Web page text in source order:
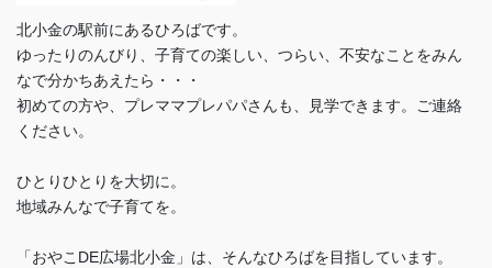
北小金の駅前にあるひろばです。
ゆったりのんびり、子育ての楽しい、つらい、不安なことをみん
なで分かちあえたら・・・
初めての方や、プレママプレパパさんも、見学できます。ご連絡
ください。
ひとりひとりを大切に。
地域みんなで子育てを。
「おやこDE広場北小金」は、そんなひろばを目指しています。